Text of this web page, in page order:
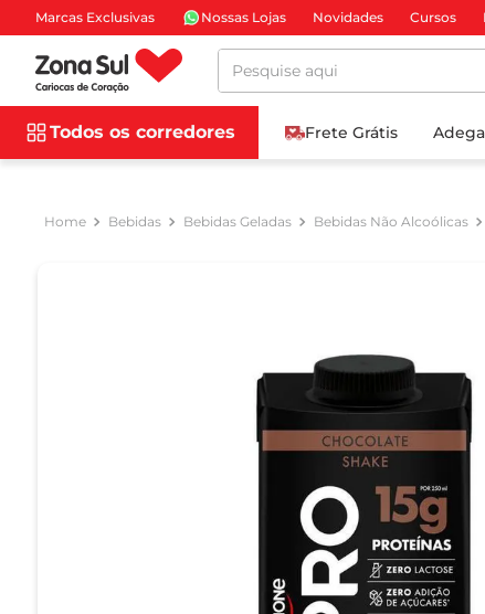
Marcas Exclusivas Nossas Lojas Novidades Cursos
Pesquise aqui
Todos os corredores Frete Grátis
Bebidas Bebidas Geladas Bebidas Não Alcoólicas